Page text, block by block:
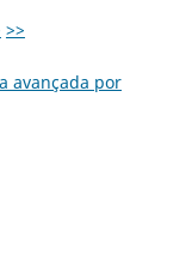
>>
avançada por